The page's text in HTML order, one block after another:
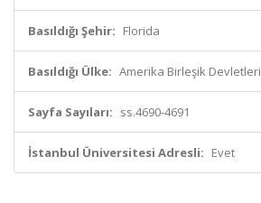
Basıldığı Şehir: Florida
Basıldığı Ülke: Amerika Birleşik Devletleri
Sayfa Sayıları: ss.4690-4691
İstanbul Üniversitesi Adresli: Evet